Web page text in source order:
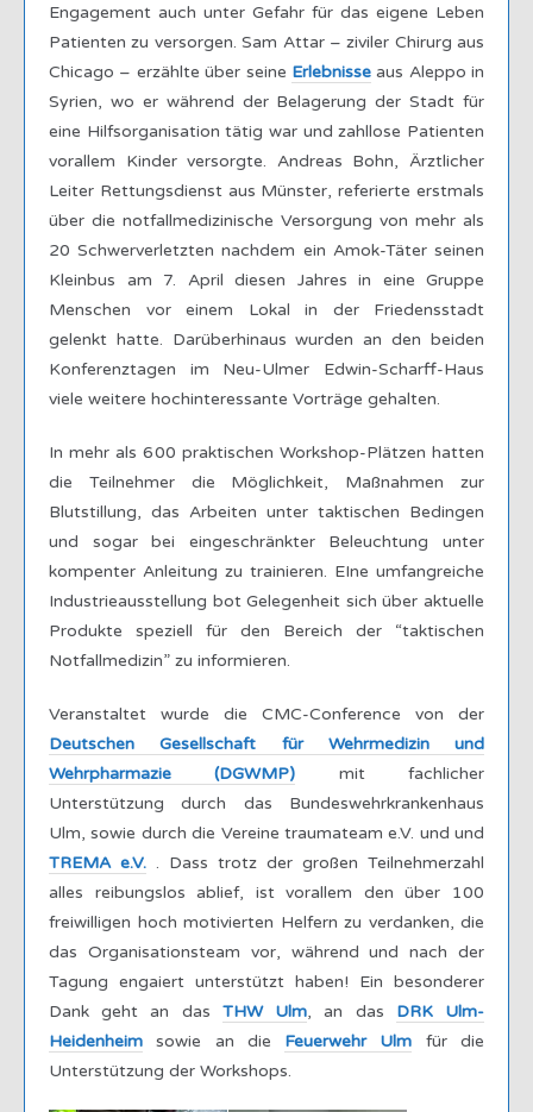
Engagement auch unter Gefahr für das eigene Leben
Patienten zu versorgen. Sam Attar – ziviler Chirurg aus
Chicago – erzählte über seine Erlebnisseaus Aleppo in
Syrien, wo er während der Belagerung der Stadt für
eine Hilfsorganisation tätig war und zahllose Patienten
vorallem Kinder versorgte. Andreas Bohn, Ärztlicher
Leiter Rettungsdienst aus Münster, referierte erstmals
über die notfallmedizinische Versorgung von mehr als
20 Schwerverletzten nachdem ein Amok-Täter seinen
Kleinbus am 7. April diesen Jahres in eine Gruppe
Menschen vor einem Lokal in der Friedensstadt
gelenkt hatte. Darüberhinaus wurden an den beiden
Konferenztagen im Neu-Ulmer Edwin-Scharff-Haus
viele weitere hochinteressante Vorträge gehalten.
In mehr als 600 praktischen Workshop-Plätzen hatten
die Teilnehmer die Möglichkeit, Maßnahmen zur
Blutstillung, das Arbeiten unter taktischen Bedingen
und sogar bei eingeschränkter Beleuchtung unter
kompenter Anleitung zu trainieren. EIne umfangreiche
Industrieausstellung bot Gelegenheit sich über aktuelle
Produkte speziell für den Bereich der “taktischen
Notfallmedizin” zu informieren.
Veranstaltet wurde die CMC-Conference von der
Deutschen Gesellschaft für Wehrmedizin und
Wehrpharmazie (DGWMP) mit fachlicher
Unterstützung durch das Bundeswehrkrankenhaus
Ulm, sowie durch die Vereine traumateam e.V. und und
TREMA e.V. . Dass trotz der großen Teilnehmerzahl
alles reibungslos ablief, ist vorallem den über 100
freiwilligen hoch motivierten Helfern zu verdanken, die
das Organisationsteam vor, während und nach der
Tagung engaiert unterstützt haben! Ein besonderer
Dank geht an das THW Ulm, an das DRK Ulm-
Heidenheim sowie an die Feuerwehr Ulm für die
Unterstützung der Workshops.